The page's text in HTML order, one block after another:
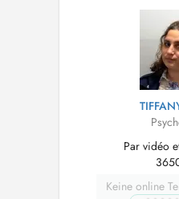
thérapeute EMDR au
Par vidéo
Keine online